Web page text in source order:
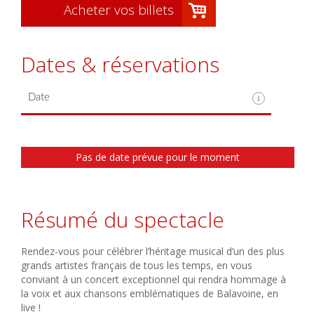
Acheter vos billets
Dates & réservations
Pas de date prévue pour le moment
Résumé du spectacle
Rendez-vous pour célébrer l’héritage musical d’un des plus
grands artistes français de tous les temps, en vous
conviant à un concert exceptionnel qui rendra hommage à
la voix et aux chansons emblématiques de Balavoine, en
live !